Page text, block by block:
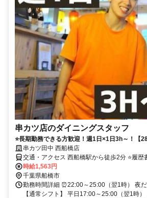
串カツ店のダイニングスタッフ
⭐長期勤務できる方歓迎！週1日×1日3h～！【28
串カツ田中 西船橋店
交通・アクセス 西船橋駅から徒歩2分 ⭐履歴
時給1,563円
千葉県船橋市
勤務時間詳細 ⏰22:00～25:00（翌1時） 夜
【通常シフト】 平日17:00～25:00（翌1時